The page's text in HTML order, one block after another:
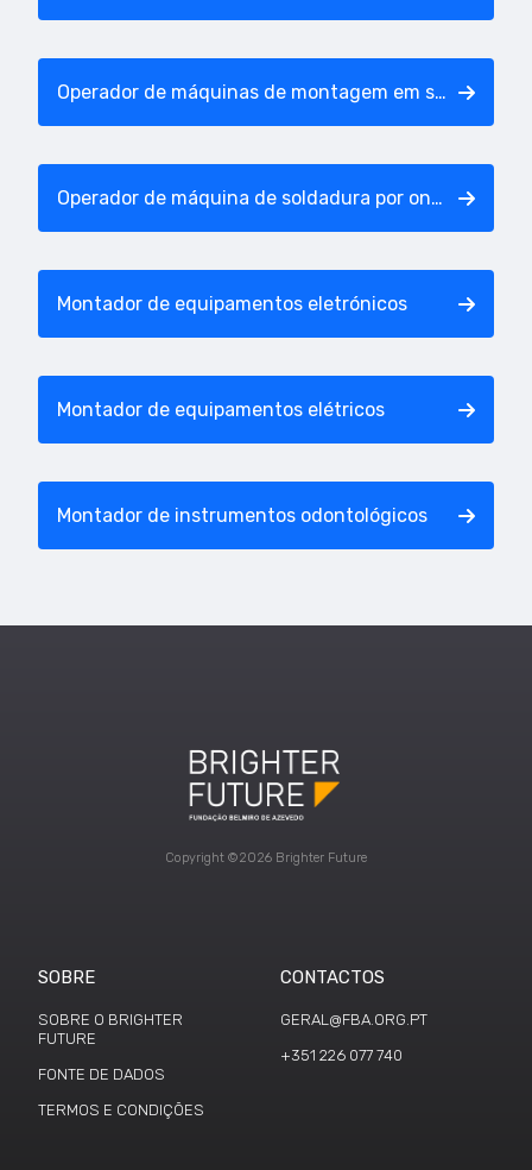
Operador de máquinas de montagem em superfície
Operador de máquina de soldadura por onda
Montador de equipamentos eletrónicos
Montador de equipamentos elétricos
Montador de instrumentos odontológicos
Copyright ©2026 Brighter Future
SOBRE
SOBRE O BRIGHTER
FUTURE
FONTE DE DADOS
TERMOS E CONDIÇÕES
CONTACTOS
GERAL@FBA.ORG.PT
+351 226 077 740